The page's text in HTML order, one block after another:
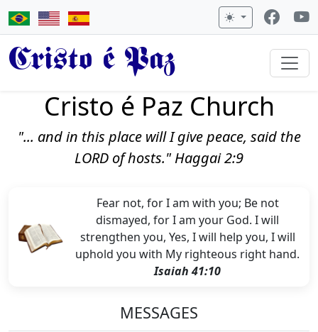
Cristo é Paz
Cristo é Paz Church
"... and in this place will I give peace, said the
LORD of hosts." Haggai 2:9
Fear not, for I am with you; Be not
dismayed, for I am your God. I will
strengthen you, Yes, I will help you, I will
uphold you with My righteous right hand.
Isaiah 41:10
MESSAGES